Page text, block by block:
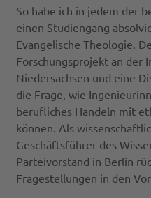
So habe ich in jedem der
einen Studiengang
Evangelische Theologie.
Forschungsprojekt an der
Niedersachsen und eine
die Frage, wie
berufliches Handeln mit
können. Als
Geschäftsführer des
Parteivorstand in Berlin
Fragestellungen in den